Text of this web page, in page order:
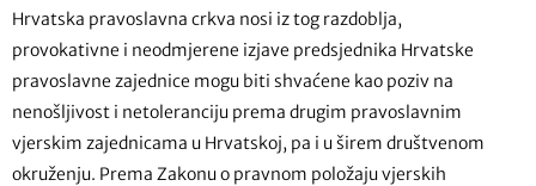
Hrvatska pravoslavna crkva nosi iz tog razdoblja,
provokativne i neodmjerene izjave predsjednika Hrvatske
pravoslavne zajednice mogu biti shvaćene kao poziv na
nenošljivost i netoleranciju prema drugim pravoslavnim
vjerskim zajednicama u Hrvatskoj, pa i u širem društvenom
okruženju. Prema Zakonu o pravnom položaju vjerskih